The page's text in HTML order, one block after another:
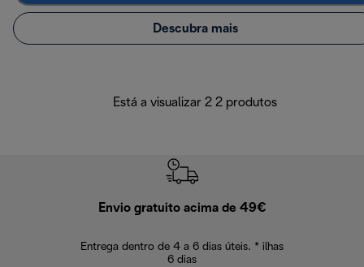
Descubra mais
Está a visualizar 2 2 produtos
Envio gratuito acima de 49€
Entrega dentro de 4 a 6 dias úteis. * ilhas
6 dias